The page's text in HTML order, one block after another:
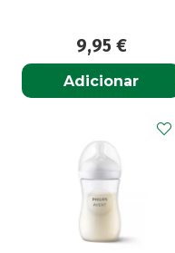
9,95 €
Adicionar